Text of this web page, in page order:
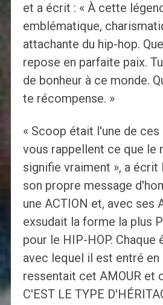
et a écrit : « À cette
emblématique,
attachante du hip-hop.
repose en parfaite paix.
de bonheur à ce monde.
te récompense. »
« Scoop était l'une de
vous rappellent ce que le
signifie vraiment », a écrit
son propre message
une ACTION et, avec ses
exsudait la forme la plus
pour le HIP-HOP. Chaque
avec lequel il est entré
ressentait cet AMOUR et
C'EST LE TYPE